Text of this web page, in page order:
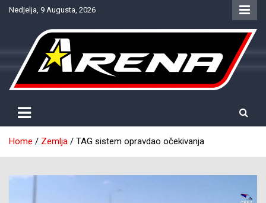
SkipNedjelja, 9 Augusta, 2026
NTV Arena
Home Zemlja TAG sistem opravdao očekivanja